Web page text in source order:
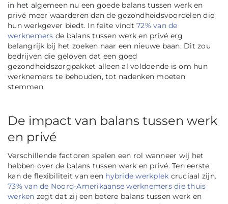
in het algemeen nu een goede balans tussen werk en
privé meer waarderen dan de gezondheidsvoordelen die
hun werkgever biedt. In feite vindt 72% van de
werknemers de balans tussen werk en privé erg
belangrijk bij het zoeken naar een nieuwe baan. Dit zou
bedrijven die geloven dat een goed
gezondheidszorgpakket alleen al voldoende is om hun
werknemers te behouden, tot nadenken moeten
stemmen.
De impact van balans tussen werk
en privé
Verschillende factoren spelen een rol wanneer wij het
hebben over de balans tussen werk en privé. Ten eerste
kan de flexibiliteit van een hybride werkplek cruciaal zijn.
73% van de Noord-Amerikaanse werknemers die thuis
werken zegt dat zij een betere balans tussen werk en